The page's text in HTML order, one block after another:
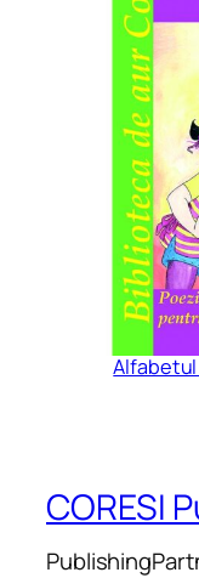
CORESI
Publishing